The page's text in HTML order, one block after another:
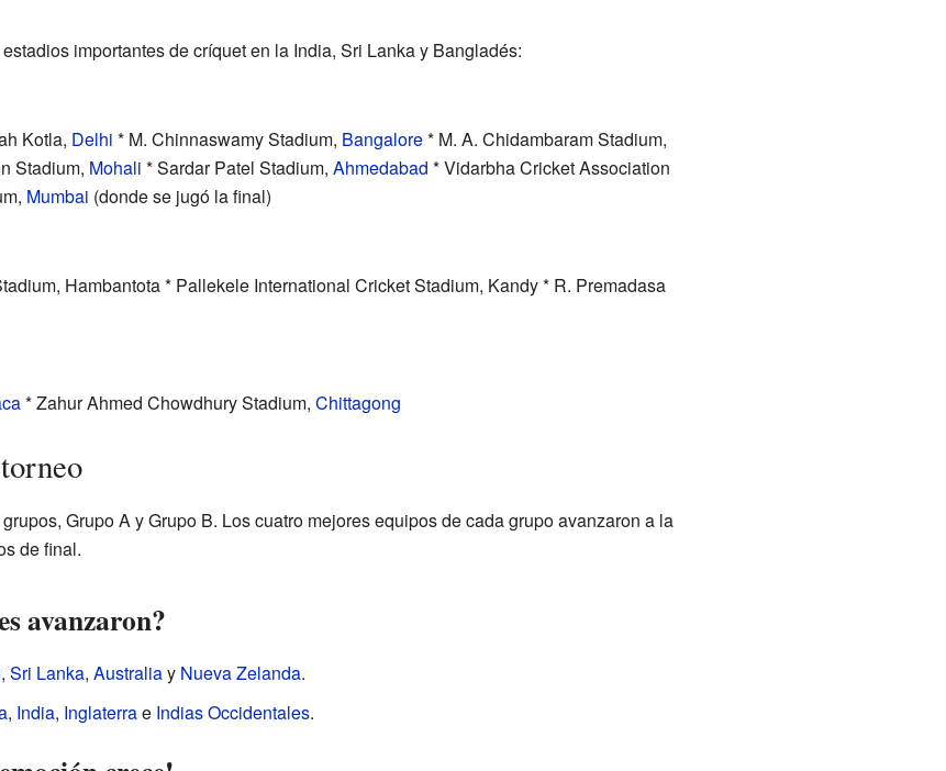
importantes de críquet en la India, Sri Lanka y Bangladés:
Kotla, Delhi * M. Chinnaswamy Stadium, Bangalore* M. A. Chidambaram Stadium,
Stadium, Mohali * Sardar Patel Stadium, Ahmedabad * Vidarbha Cricket Association
Mumbai (donde se jugó la final)
Hambantota * Pallekele International Cricket Stadium, Kandy * R. Premadasa
* Zahur Ahmed Chowdhury Stadium, Chittagong
Grupo A y Grupo B. Los cuatro mejores equipos de cada grupo avanzaron a la
de final.
avanzaron?
, Sri Lanka, Australiay Nueva Zelanda.
, India, Inglaterrae Indias Occidentales.